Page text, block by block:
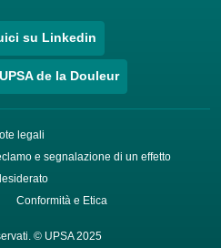
su Linkedin
de la Douleur
legali
e segnalazione di un effetto
Conformità e Etica
© UPSA 2025